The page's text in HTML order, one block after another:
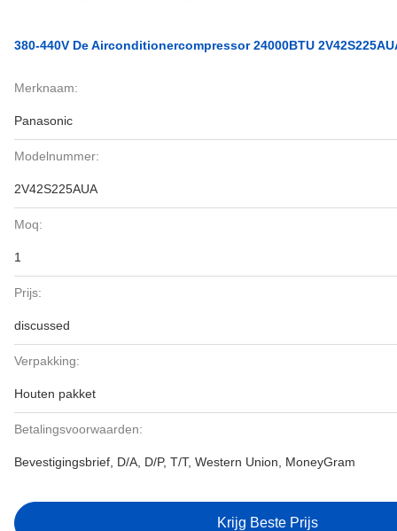
380-440V De Airconditionercompressor 24000BTU
Merknaam:
Panasonic
Modelnummer:
2V42S225AUA
Moq:
1
Prijs:
discussed
Verpakking:
Houten pakket
Betalingsvoorwaarden:
Bevestigingsbrief, D/A, D/P, T/T, Western Union, MoneyGram
Krijg Beste Prijs